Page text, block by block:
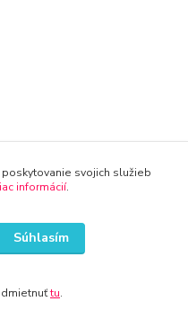
svojich služieb
informácií.
Súhlasím
tu.